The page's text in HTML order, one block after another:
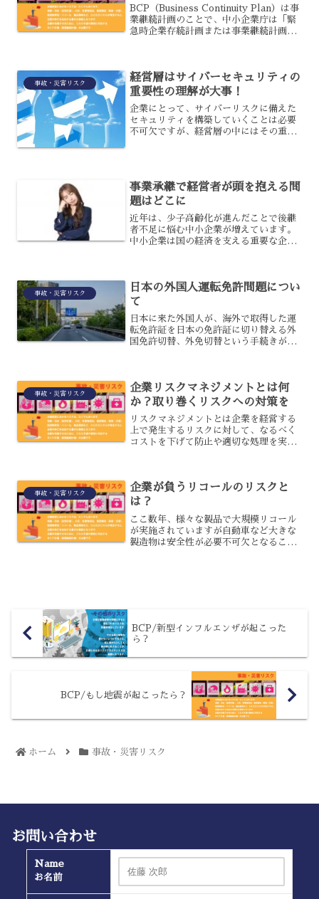
BCP（Business Continuity Plan）は事
業継続計画のことで、中小企業庁は「緊
急時企業存続計画または事業継続計画」
事故・災害リスク
経営層はサイバーセキュリティの
重要性の理解が大事！
企業にとって、サイバーリスクに備えた
セキュリティを構築していくことは必要
不可欠ですが、経営層の中にはその重要
事業承継で経営者が頭を抱える問
題はどこに
近年は、少子高齢化が進んだことで後継
者不足に悩む中小企業が増えています。
中小企業は国の経済を支える重要な企業
題は、どこにあるのでしょ...
事故・災害リスク
日本の外国人運転免許問題につい
て
日本に来た外国人が、海外で取得した運
転免許証を日本の免許証に切り替える外
国免許切替、外免切替という手続きが大
すケースも多発しているの...
事故・災害リスク
企業リスクマネジメントとは何
か？取り巻くリスクへの対策を
リスクマネジメントとは企業を経営する
上で発生するリスクに対して、なるべく
コストを下げて防止や適切な処理を実施
事故・災害リスク
企業が負うリコールのリスクと
は？
ここ数年、様々な製品で大規模リコール
が実施されていますが自動車など大きな
製造物は安全性が必要不可欠となること
BCP/新型インフルエンザが起こった
ら？
BCP/もし地震が起こったら？
ホーム 事故・災害リスク
お問い合わせ
Name
お名前